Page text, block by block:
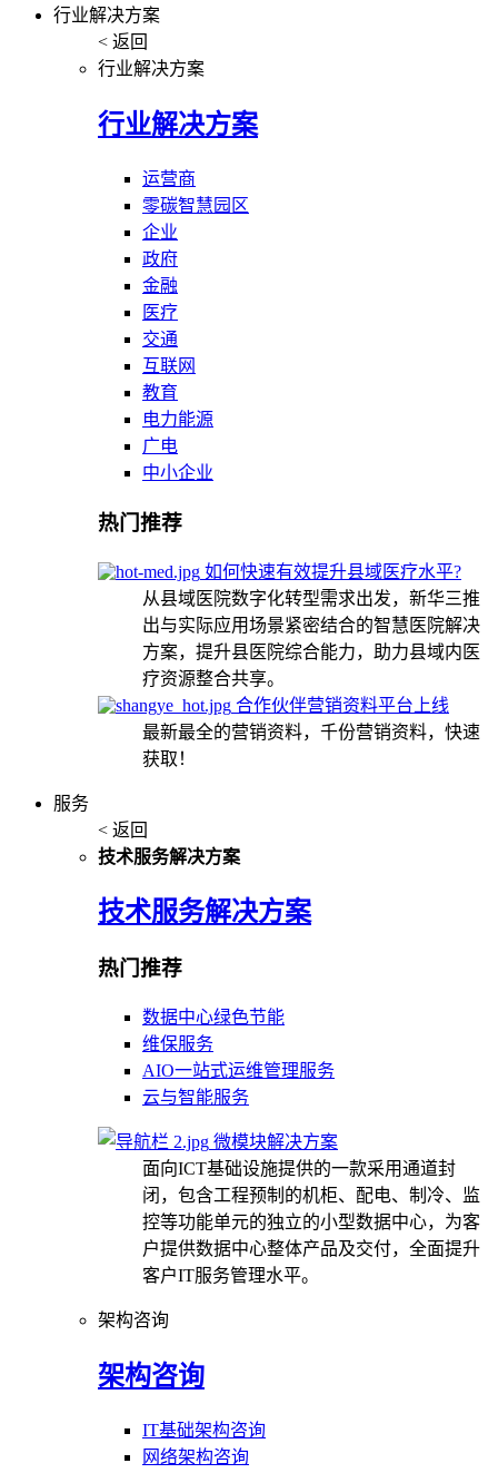
行业解决方案
< 返回
行业解决方案
行业解决方案
运营商
零碳智慧园区
企业
政府
金融
医疗
交通
互联网
教育
电力能源
广电
中小企业
热门推荐
如何快速有效提升县域医疗水平?
从县域医院数字化转型需求出发，新华三推
出与实际应用场景紧密结合的智慧医院解决
方案，提升县医院综合能力，助力县域内医
疗资源整合共享。
合作伙伴营销资料平台上线
最新最全的营销资料，千份营销资料，快速
获取！
服务
< 返回
技术服务解决方案
技术服务解决方案
热门推荐
数据中心绿色节能
维保服务
AIO一站式运维管理服务
云与智能服务
微模块解决方案
面向ICT基础设施提供的一款采用通道封
闭，包含工程预制的机柜、配电、制冷、监
控等功能单元的独立的小型数据中心，为客
户提供数据中心整体产品及交付，全面提升
客户IT服务管理水平。
架构咨询
架构咨询
IT基础架构咨询
网络架构咨询